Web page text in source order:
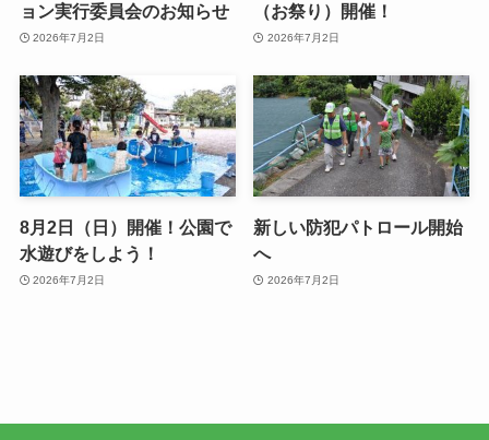
ョン実行委員会のお知らせ
2026年7月2日
（お祭り）開催！
2026年7月2日
8月2日（日）開催！公園で
水遊びをしよう！
2026年7月2日
新しい防犯パトロール開始
へ
2026年7月2日